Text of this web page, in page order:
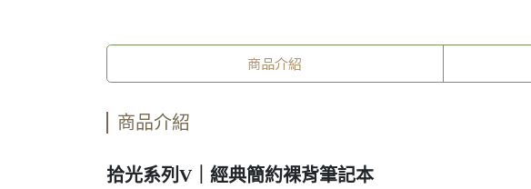
商品介紹
商品介紹
拾光系列V｜經典簡約裸背筆記本